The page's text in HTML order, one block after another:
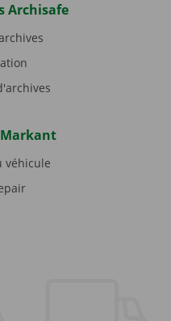
Archisafe
véhicule